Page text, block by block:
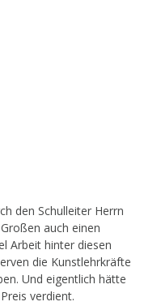
den Schulleiter Herrn
auch einen
Arbeit hinter diesen
die Kunstlehrkräfte
Und eigentlich hätte
verdient.